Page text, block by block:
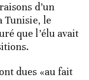
d’un
Tunisie, le
que l’élu avait
dues «au fait